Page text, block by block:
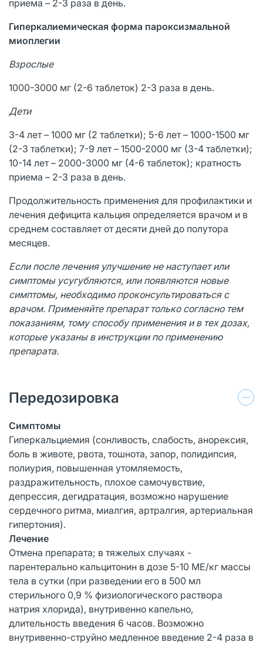
приема – 2-3 раза в день.
Гиперкалиемическая форма пароксизмальной
миоплегии
Взрослые
1000-3000 мг (2-6 таблеток) 2-3 раза в день.
Дети
3-4 лет – 1000 мг (2 таблетки); 5-6 лет – 1000-1500 мг
(2-3 таблетки); 7-9 лет – 1500-2000 мг (3-4 таблетки);
10-14 лет – 2000-3000 мг (4-6 таблеток); кратность
приема – 2-3 раза в день.
Продолжительность применения для профилактики и
лечения дефицита кальция определяется врачом и в
среднем составляет от десяти дней до полутора
месяцев.
Если после лечения улучшение не наступает или
симптомы усугубляются, или появляются новые
симптомы, необходимо проконсультироваться с
врачом. Применяйте препарат только согласно тем
показаниям, тому способу применения и в тех дозах,
которые указаны в инструкции по применению
препарата.
Передозировка
Симптомы
Гиперкальциемия (сонливость, слабость, анорексия,
боль в животе, рвота, тошнота, запор, полидипсия,
полиурия, повышенная утомляемость,
раздражительность, плохое самочувствие,
депрессия, дегидратация, возможно нарушение
сердечного ритма, миалгия, артралгия, артериальная
гипертония).
Лечение
Отмена препарата; в тяжелых случаях -
парентерально кальцитонин в дозе 5-10 МЕ/кг массы
тела в сутки (при разведении его в 500 мл
стерильного 0,9 % физиологического раствора
натрия хлорида), внутривенно капельно,
длительность введения 6 часов. Возможно
внутривенно-струйно медленное введение 2-4 раза в